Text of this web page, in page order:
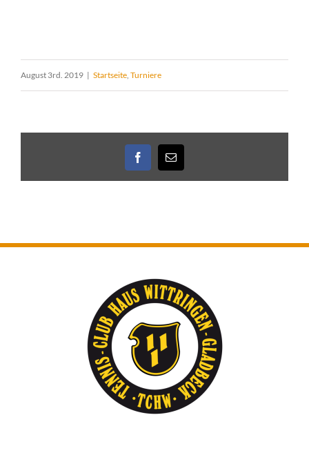
August 3rd. 2019 | Startseite, Turniere
Facebook
E-
Mail